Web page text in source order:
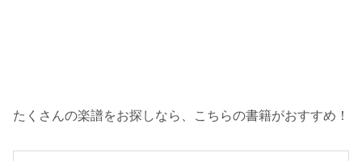
たくさんの楽譜をお探しなら、こちらの書籍がおすすめ！